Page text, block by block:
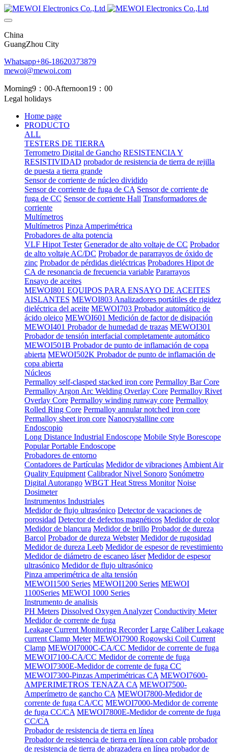
China
GuangZhou City
Whatsapp+86-18620373879
mewoi@mewoi.com
Morning9：00-Afternoon19：00
Legal holidays
Home page
PRODUCTO
ALL
TESTERS DE TIERRA
Terrometro Digital de Gancho RESISTENCIA Y
RESISTIVIDAD probador de resistencia de tierra de rejilla
de puesta a tierra grande
Sensor de corriente de núcleo dividido
Sensor de corriente de fuga de CA Sensor de corriente de
fuga de CC Sensor de corriente Hall Transformadores de
corriente
Multímetros
Multímetros Pinza Amperimétrica
Probadores de alta potencia
VLF Hipot Tester Generador de alto voltaje de CC Probador
de alto voltaje AC/DC Probador de pararrayos de óxido de
zinc Probador de pérdidas dieléctricas Probadores Hipot de
CA de resonancia de frecuencia variable Pararrayos
Ensayo de aceites
MEWOI801 EQUIPOS PARA ENSAYO DE ACEITES
AISLANTES MEWOI803 Analizadores portátiles de rigidez
dieléctrica del aceite MEWOI703 Probador automático de
ácido oleico MEWOI601 Medición de factor de disipación
MEWOI401 Probador de humedad de trazas MEWOI301
Probador de tensión interfacial completamente automático
MEWOI501B Probador de punto de inflamación de copa
abierta MEWOI502K Probador de punto de inflamación de
copa abierta
Núcleos
Permalloy self-clasped stacked iron core Permalloy Bar Core
Permalloy Argon Arc Welding Overlay Core Permalloy Rivet
Overlay Core Permalloy winding runway core Permalloy
Rolled Ring Core Permalloy annular notched iron core
Permalloy sheet iron core Nanocrystalline core
Endoscopio
Long Distance Industrial Endoscope Mobile Style Borescope
Popular Portable Endoscope
Probadores de entorno
Contadores de Partículas Medidor de vibraciones Ambient Air
Quality Equipment Calibrador Nivel Sonoro Sonómetro
Digital Autorango WBGT Heat Stress Monitor Noise
Dosimeter
Instrumentos Industriales
Medidor de flujo ultrasónico Detector de vacaciones de
porosidad Detector de defectos magnéticos Medidor de color
Medidor de blancura Medidor de brillo Probador de dureza
Barcol Probador de dureza Webster Medidor de rugosidad
Medidor de dureza Leeb Medidor de espesor de revestimiento
Medidor de diámetro de escaneo láser Medidor de espesor
ultrasónico Medidor de flujo ultrasónico
Pinza amperimétrica de alta tensión
MEWOI1500 Series MEWOI1200 Series MEWOI
1100Series MEWOI 1000 Series
Instrumento de analisis
PH Meters Dissolved Oxygen Analyzer Conductivity Meter
Medidor de corrente de fuga
Leakage Current Monitoring Recorder Large Caliber Leakage
current Clamp Meter MEWOI7900 Rogowski Coil Current
Clamp MEWOI7000C-CA/CC Medidor de corrente de fuga
MEWOI7100-CA/CC Medidor de corrente de fuga
MEWOI7300E-Medidor de corrente de fuga CC
MEWOI7300-Pinzas Amperimétricas CA MEWOI7600-
AMPERIMETROS TENAZA CA MEWOI7500-
Amperímetro de gancho CA MEWOI7800-Medidor de
corrente de fuga CA/CC MEWOI7000-Medidor de corrente
de fuga CC/CA MEWOI7800E-Medidor de corrente de fuga
CC/CA
Probador de resistencia de tierra en línea
Probador de resistencia de tierra en línea con cable probador
de resistencia de tierra de abrazadera en línea probador de